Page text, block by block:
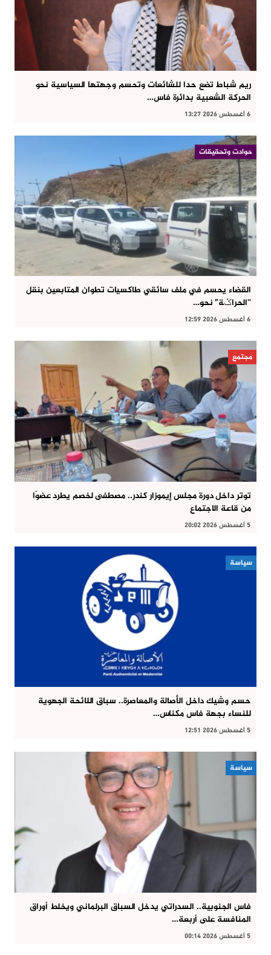
ريم شباط تضع حدا للشائعات وتحسم وجهتها السياسية نحو
الحركة الشعبية بدائرة فاس…
6 أغسطس 2026 13:27
حوادت وتحقيقات
القضاء يحسم في ملف سائقي طاكسيات تطوان المتابعين بنقل
“الحراݣة” نحو…
6 أغسطس 2026 12:59
مجتمع
توتر داخل دورة مجلس إيموزار كندر.. مصطفى لخصم يطرد عضوًا
من قاعة الاجتماع
5 أغسطس 2026 20:02
سياسة
حسم وشيك داخل الأصالة والمعاصرة.. سباق اللائحة الجهوية
للنساء بجهة فاس مكناس…
5 أغسطس 2026 12:51
سياسة
فاس الجنوبية.. السدراتي يدخل السباق البرلماني ويخلط أوراق
المنافسة على أربعة…
5 أغسطس 2026 00:14